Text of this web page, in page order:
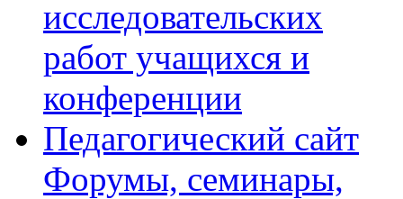
исследовательских
работ учащихся и
конференции
Педагогический сайт
Форумы, семинары,